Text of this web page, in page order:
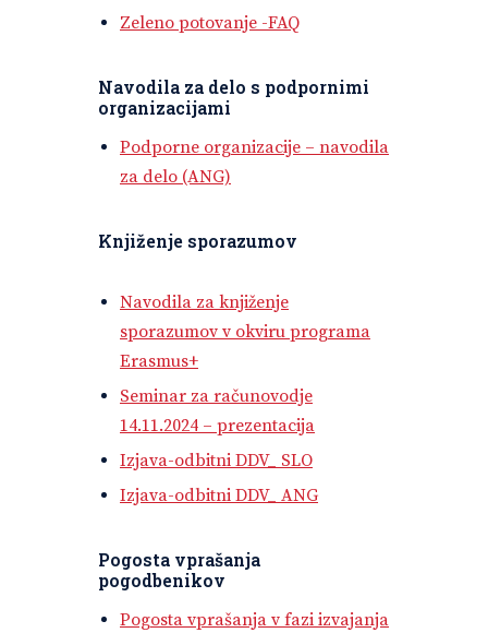
Zeleno potovanje -FAQ
Navodila za delo s podpornimi
organizacijami
Podporne organizacije – navodila
za delo (ANG)
Knjiženje sporazumov
Navodila za knjiženje
sporazumov v okviru programa
Erasmus+
Seminar za računovodje
14.11.2024 – prezentacija
Izjava-odbitni DDV_ SLO
Izjava-odbitni DDV_ ANG
Pogosta vprašanja
pogodbenikov
Pogosta vprašanja v fazi izvajanja